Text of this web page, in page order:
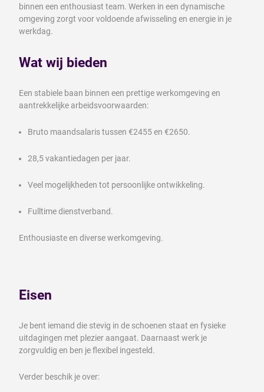
binnen een enthousiast team. Werken in een dynamische
omgeving zorgt voor voldoende afwisseling en energie in je
werkdag.
Wat wij bieden
Een stabiele baan binnen een prettige werkomgeving en
aantrekkelijke arbeidsvoorwaarden:
Bruto maandsalaris tussen €2455 en €2650.
28,5 vakantiedagen per jaar.
Veel mogelijkheden tot persoonlijke ontwikkeling.
Fulltime dienstverband.
Enthousiaste en diverse werkomgeving.
Eisen
Je bent iemand die stevig in de schoenen staat en fysieke
uitdagingen met plezier aangaat. Daarnaast werk je
zorgvuldig en ben je flexibel ingesteld.
Verder beschik je over: